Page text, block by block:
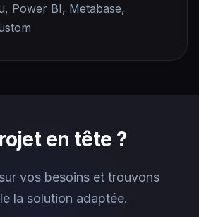
Power BI, Metabase,
en tête ?
vos besoins et trouvons
la solution adaptée.